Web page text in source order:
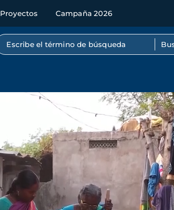
Proyectos Campaña 2026
Búsqueda por texto completo